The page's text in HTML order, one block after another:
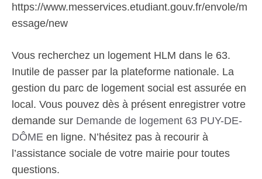
https://www.messervices.etudiant.gouv.fr/envole/m
essage/new
Vous recherchez un logement HLM dans le 63.
Inutile de passer par la plateforme nationale. La
gestion du parc de logement social est assurée en
local. Vous pouvez dès à présent enregistrer votre
demande sur Demande de logement 63 PUY-DE-
DÔME en ligne. N’hésitez pas à recourir à
l’assistance sociale de votre mairie pour toutes
questions.